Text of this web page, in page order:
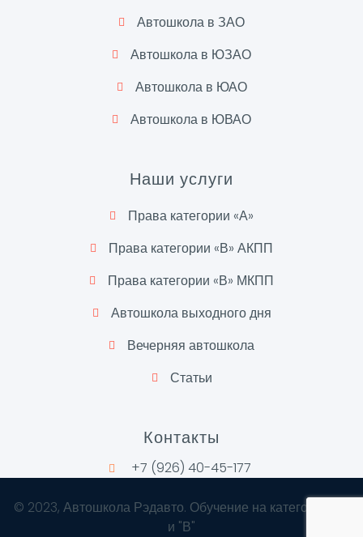
Автошкола в ЗАО
Автошкола в ЮЗАО
Автошкола в ЮАО
Автошкола в ЮВАО
Наши услуги
Права категории «А»
Права категории «В» АКПП
Права категории «В» МКПП
Автошкола выходного дня
Вечерняя автошкола
Статьи
Контакты
+7 (926) 40-45-177
© 2023, Автошкола Рэдавто. Обучение на категории "А"
и "В"